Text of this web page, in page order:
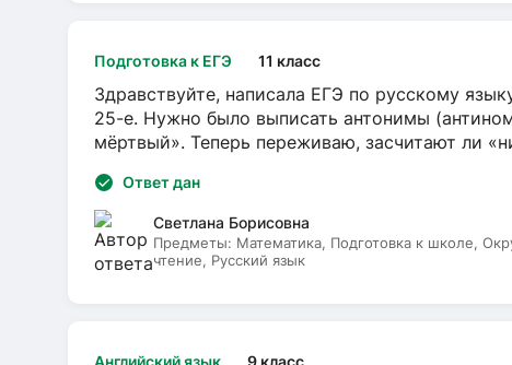
Подготовка к ЕГЭ 11 класс
Здравствуйте, написала ЕГЭ по русскому
25-е. Нужно было выписать антонимы
мёртвый». Теперь переживаю, засчитают ли
Ответ дан
Светлана Борисовна
Предметы: Математика, Подготовка к школе,
чтение, Русский язык
Английский язык 9 класс